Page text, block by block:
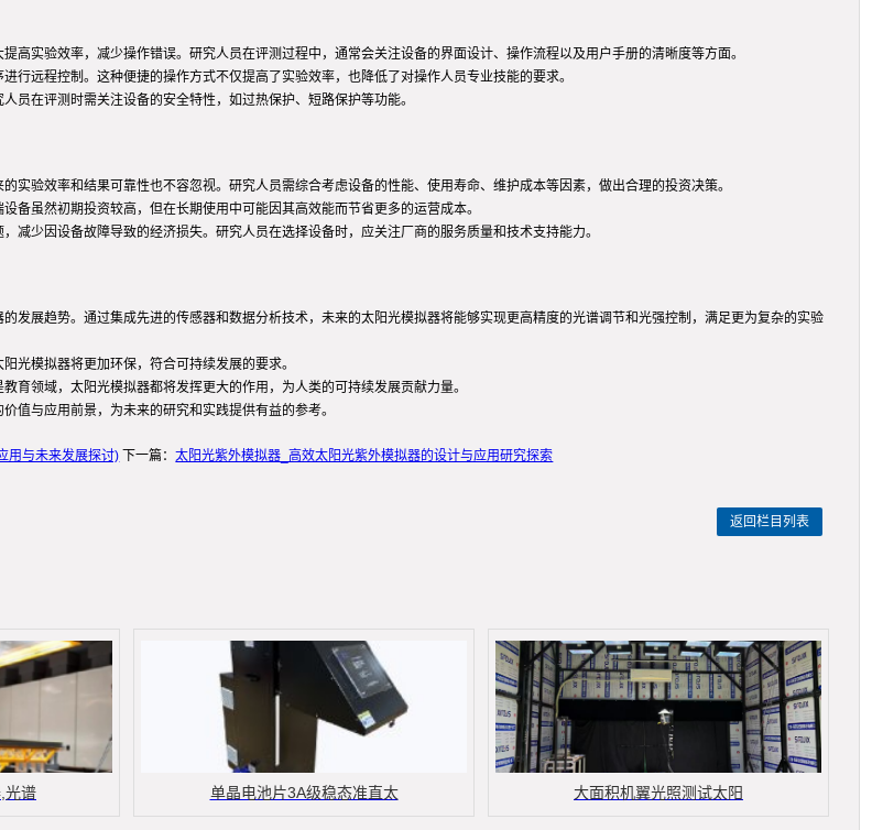
实验效率，减少操作错误。研究人员在评测过程中，通常会关注设备的界面设计、操作流程以及用户手册的清晰度等方面。
远程控制。这种便捷的操作方式不仅提高了实验效率，也降低了对操作人员专业技能的要求。
员在评测时需关注设备的安全特性，如过热保护、短路保护等功能。
验效率和结果可靠性也不容忽视。研究人员需综合考虑设备的性能、使用寿命、维护成本等因素，做出合理的投资决策。
虽然初期投资较高，但在长期使用中可能因其高效能而节省更多的运营成本。
少因设备故障导致的经济损失。研究人员在选择设备时，应关注厂商的服务质量和技术支持能力。
发展趋势。通过集成先进的传感器和数据分析技术，未来的太阳光模拟器将能够实现更高精度的光谱调节和光强控制，满足更为复杂的实验
光模拟器将更加环保，符合可持续发展的要求。
育领域，太阳光模拟器都将发挥更大的作用，为人类的可持续发展贡献力量。
值与应用前景，为未来的研究和实践提供有益的参考。
用与未来发展探讨) 下一篇：太阳光紫外模拟器_高效太阳光紫外模拟器的设计与应用研究探索
返回栏目列表
光谱 单晶电池片3A级稳态准直太 大面积机翼光照测试太阳